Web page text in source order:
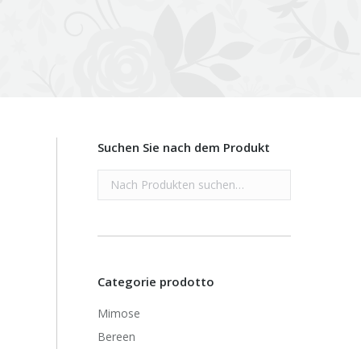
Suchen Sie nach dem Produkt
Categorie prodotto
Mimose
Bereen